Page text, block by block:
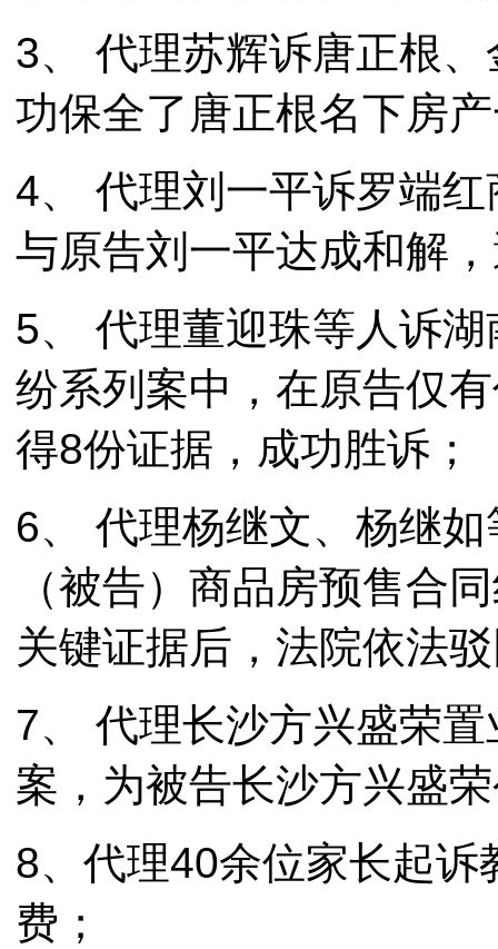
3、 代理苏辉诉唐正根
功保全了唐正根名下房
4、 代理刘一平诉罗端
与原告刘一平达成和解
5、 代理董迎珠等人诉
纷系列案中，在原告仅
得8份证据，成功胜诉；
6、 代理杨继文、杨继
（被告）商品房预售合
关键证据后，法院依法
7、 代理长沙方兴盛荣
案，为被告长沙方兴盛
8、代理40余位家长起
费；